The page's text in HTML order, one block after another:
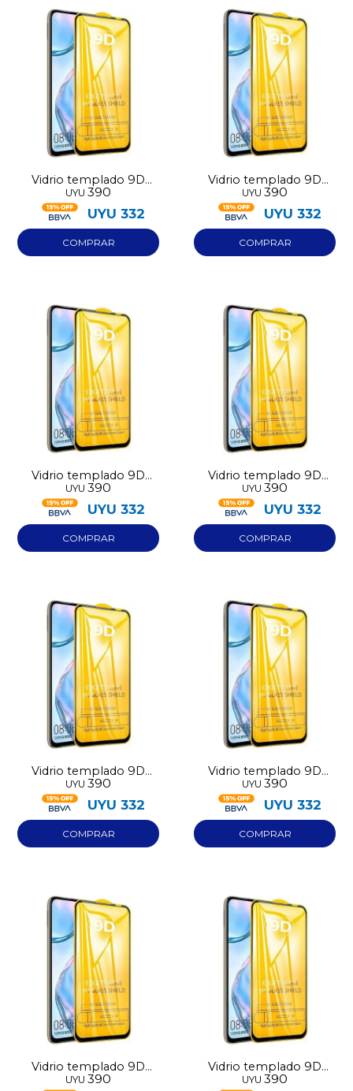
Vidrio templado 9D
Samsung A36
UYU 390
UYU 332
Vidrio templado 9D
Samsung A56
UYU 390
UYU 332
Vidrio templado 9D
Honor X6C
UYU 390
UYU 332
Vidrio templado 9D
Honor X7D
UYU 390
UYU 332
Vidrio templado 9D
Iphone 12
UYU 390
UYU 332
Vidrio templado 9D
Iphone 13
UYU 390
UYU 332
Vidrio templado 9D
Iphone 14
UYU 390
Vidrio templado 9D
Iphone 15
UYU 390